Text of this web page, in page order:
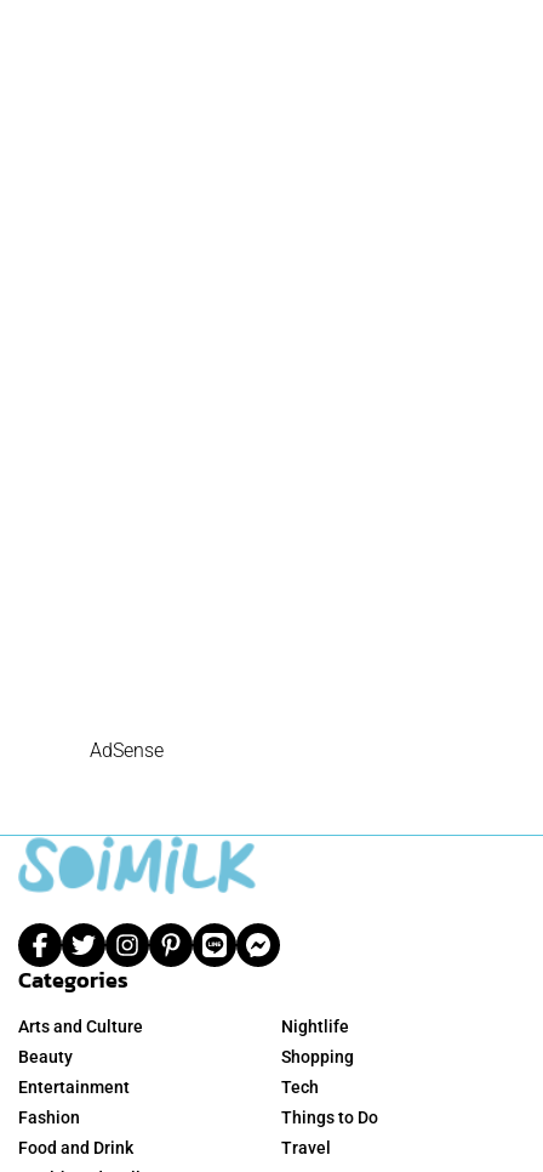
AdSense
Categories
Arts and Culture
Beauty
Entertainment
Fashion
Food and Drink
Nightlife
Shopping
Tech
Things to Do
Travel